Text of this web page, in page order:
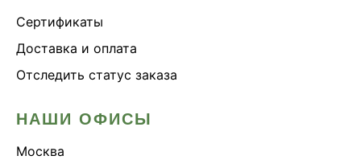
Сертификаты
Доставка и оплата
Отследить статус заказа
НАШИ ОФИСЫ
Москва